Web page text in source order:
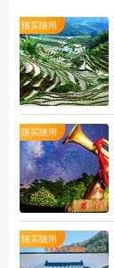
随买随用
随买随用
随买随用